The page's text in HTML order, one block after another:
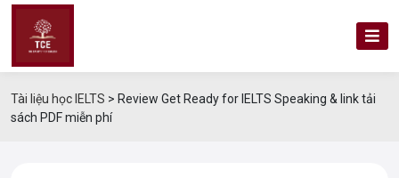
Tài liệu học IELTS > Review Get Ready for IELTS Speaking & link tải
sách PDF miễn phí